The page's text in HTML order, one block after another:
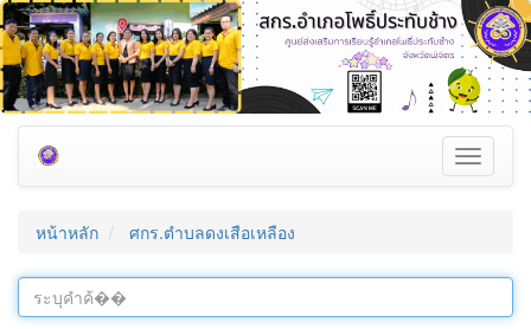
Toggle
หน้าหลัก ศกร.ตำบลดงเสือเหลือง